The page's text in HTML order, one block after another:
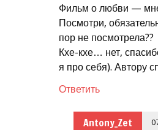
Фильм о любви — мне
Посмотри,
пор не посмотрела??
Кхе-кхе… нет,
я про себя). Автору
Ответить
Antony_Zet